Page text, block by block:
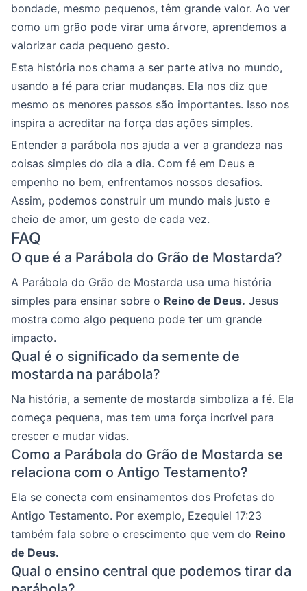
bondade, mesmo pequenos, têm grande valor. Ao ver
como um grão pode virar uma árvore, aprendemos a
valorizar cada pequeno gesto.
Esta história nos chama a ser parte ativa no mundo,
usando a fé para criar mudanças. Ela nos diz que
mesmo os menores passos são importantes. Isso nos
inspira a acreditar na força das ações simples.
Entender a parábola nos ajuda a ver a grandeza nas
coisas simples do dia a dia. Com fé em Deus e
empenho no bem, enfrentamos nossos desafios.
Assim, podemos construir um mundo mais justo e
cheio de amor, um gesto de cada vez.
FAQ
O que é a Parábola do Grão de Mostarda?
A Parábola do Grão de Mostarda usa uma história
simples para ensinar sobre o Reino de Deus. Jesus
mostra como algo pequeno pode ter um grande
impacto.
Qual é o significado da semente de
mostarda na parábola?
Na história, a semente de mostarda simboliza a fé. Ela
começa pequena, mas tem uma força incrível para
crescer e mudar vidas.
Como a Parábola do Grão de Mostarda se
relaciona com o Antigo Testamento?
Ela se conecta com ensinamentos dos Profetas do
Antigo Testamento. Por exemplo, Ezequiel 17:23
também fala sobre o crescimento que vem do Reino
de Deus.
Qual o ensino central que podemos tirar da